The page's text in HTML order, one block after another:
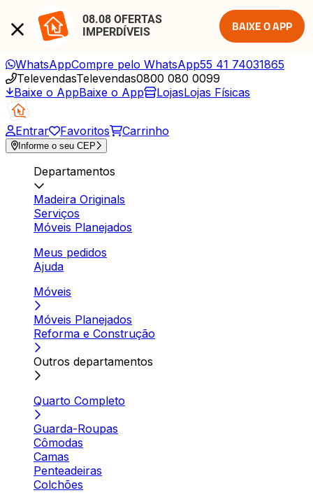
08.08 OFERTAS
IMPERDÍVEIS
BAIXE O APP
WhatsAppCompre pelo WhatsApp55 41 74031865
TelevendasTelevendas0800 080 0099
Baixe o AppBaixe o App LojasLojas Físicas
Entrar Favoritos Carrinho
Informe o seu CEP
Departamentos
Madeira Originals
Serviços
Móveis Planejados
Meus pedidos
Ajuda
Móveis
Móveis Planejados
Reforma e Construção
Outros departamentos
Quarto Completo
Guarda-Roupas
Cômodas
Camas
Penteadeiras
Colchões